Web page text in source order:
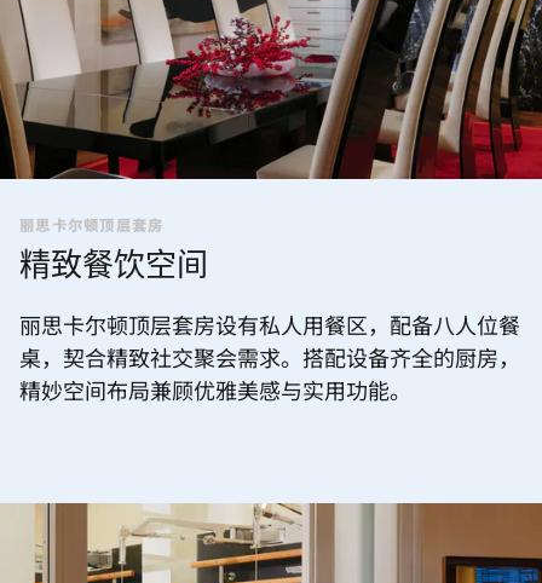
丽思卡尔顿顶层套房
精致餐饮空间
丽思卡尔顿顶层套房设有私人用餐区，配备八人位餐
桌，契合精致社交聚会需求。搭配设备齐全的厨房，
精妙空间布局兼顾优雅美感与实用功能。